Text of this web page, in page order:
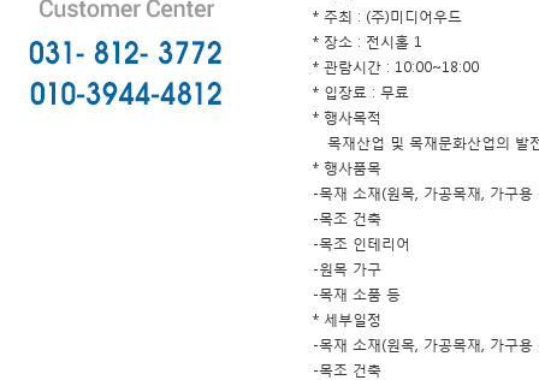
* 주최 : (주)미디어우드
* 장소 : 전시홀 1
* 관람시간 : 10:00~18:00
* 입장료 : 무료
* 행사목적
목재산업 및 목재문화산업의 발
* 행사품목
-목재 소재(원목, 가공목재, 가구
-목조 건축
-목조 인테리어
-원목 가구
-목재 소품 등
* 세부일정
-목재 소재(원목, 가공목재, 가구
-목조 건축